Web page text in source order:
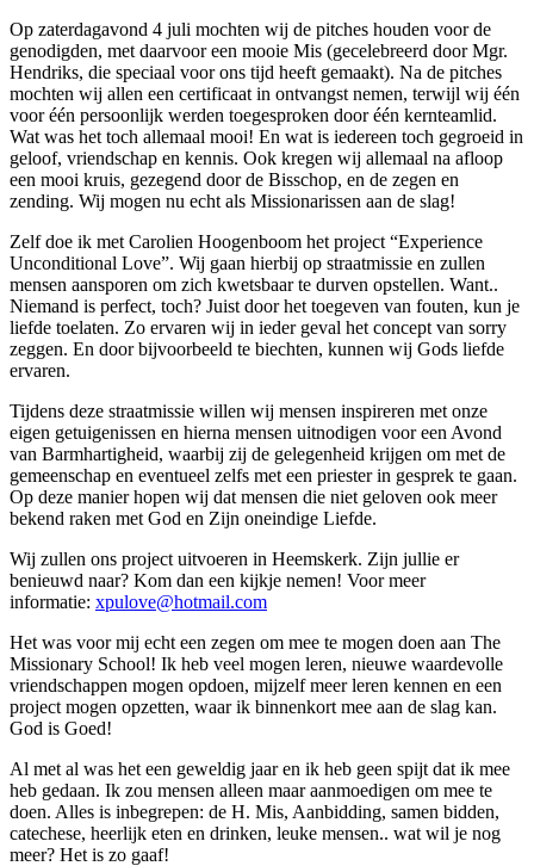
Op zaterdagavond 4 juli mochten wij de pitches houden voor de
genodigden, met daarvoor een mooie Mis (gecelebreerd door Mgr.
Hendriks, die speciaal voor ons tijd heeft gemaakt). Na de pitches
mochten wij allen een certificaat in ontvangst nemen, terwijl wij één
voor één persoonlijk werden toegesproken door één kernteamlid.
Wat was het toch allemaal mooi! En wat is iedereen toch gegroeid in
geloof, vriendschap en kennis. Ook kregen wij allemaal na afloop
een mooi kruis, gezegend door de Bisschop, en de zegen en
zending. Wij mogen nu echt als Missionarissen aan de slag!
Zelf doe ik met Carolien Hoogenboom het project “Experience
Unconditional Love”. Wij gaan hierbij op straatmissie en zullen
mensen aansporen om zich kwetsbaar te durven opstellen. Want..
Niemand is perfect, toch? Juist door het toegeven van fouten, kun je
liefde toelaten. Zo ervaren wij in ieder geval het concept van sorry
zeggen. En door bijvoorbeeld te biechten, kunnen wij Gods liefde
ervaren.
Tijdens deze straatmissie willen wij mensen inspireren met onze
eigen getuigenissen en hierna mensen uitnodigen voor een Avond
van Barmhartigheid, waarbij zij de gelegenheid krijgen om met de
gemeenschap en eventueel zelfs met een priester in gesprek te gaan.
Op deze manier hopen wij dat mensen die niet geloven ook meer
bekend raken met God en Zijn oneindige Liefde.
Wij zullen ons project uitvoeren in Heemskerk. Zijn jullie er
benieuwd naar? Kom dan een kijkje nemen! Voor meer
informatie: xpulove@hotmail.com
Het was voor mij echt een zegen om mee te mogen doen aan The
Missionary School! Ik heb veel mogen leren, nieuwe waardevolle
vriendschappen mogen opdoen, mijzelf meer leren kennen en een
project mogen opzetten, waar ik binnenkort mee aan de slag kan.
God is Goed!
Al met al was het een geweldig jaar en ik heb geen spijt dat ik mee
heb gedaan. Ik zou mensen alleen maar aanmoedigen om mee te
doen. Alles is inbegrepen: de H. Mis, Aanbidding, samen bidden,
catechese, heerlijk eten en drinken, leuke mensen.. wat wil je nog
meer? Het is zo gaaf!